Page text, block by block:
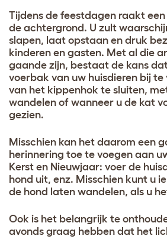
Tijdens de feestdagen raakt
de achtergrond. U zult
slapen, laat opstaan en druk
kinderen en gasten. Met al die
gaande zijn, bestaat de kans
voerbak van uw huisdieren bij te
van het kippenhok te sluiten,
wandelen of wanneer u de kat
gezien.
Misschien kan het daarom een
herinnering toe te voegen aan
Kerst en Nieuwjaar: voer de
hond uit, enz. Misschien kunt u
de hond laten wandelen, als u
Ook is het belangrijk te
avonds graag hebben dat het